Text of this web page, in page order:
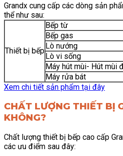
Grandx cung cấp các dòng sản
thể như sau:
Thiết bị bếp
Bếp từ
Bếp gas
Lò nướng
Lò vi sống
Máy hút mùi- Hút mùi
Máy rửa bát
Xem chi tiết sản phẩm tại đây
CHẤT LƯỢNG THIẾT BỊ
KHÔNG?
Chất lượng thiết bị bếp cao cấp
các ưu điểm sau đây: